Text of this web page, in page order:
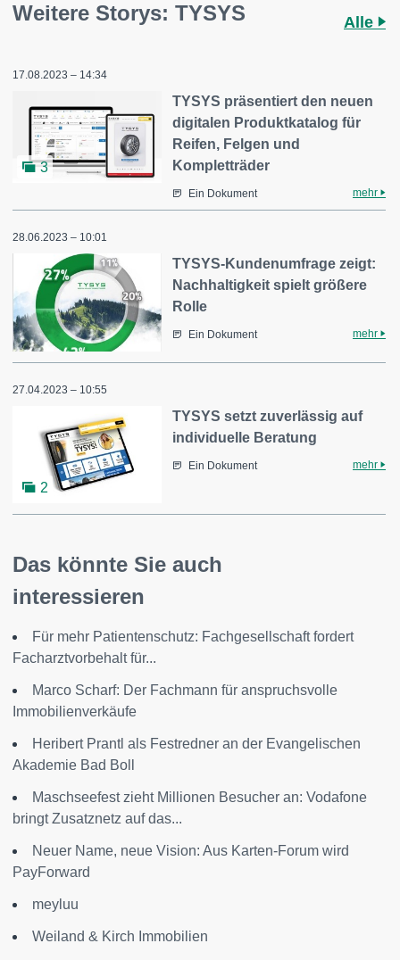
Weitere Storys: TYSYS Alle
17.08.2023 – 14:34
3
TYSYS präsentiert den neuen
digitalen Produktkatalog für
Reifen, Felgen und
Kompletträder
Ein Dokument mehr
28.06.2023 – 10:01
TYSYS-Kundenumfrage zeigt:
Nachhaltigkeit spielt größere
Rolle
Ein Dokument mehr
27.04.2023 – 10:55
2
TYSYS setzt zuverlässig auf
individuelle Beratung
Ein Dokument mehr
Das könnte Sie auch
interessieren
Für mehr Patientenschutz: Fachgesellschaft fordert
Facharztvorbehalt für...
Marco Scharf: Der Fachmann für anspruchsvolle
Immobilienverkäufe
Heribert Prantl als Festredner an der Evangelischen
Akademie Bad Boll
Maschseefest zieht Millionen Besucher an: Vodafone
bringt Zusatznetz auf das...
Neuer Name, neue Vision: Aus Karten-Forum wird
PayForward
meyluu
Weiland & Kirch Immobilien